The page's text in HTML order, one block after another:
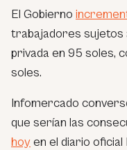
El Gobierno
trabajadores sujetos
privada en 95 soles,
soles.
Infomercado
que serían las
hoyen el diario oficial